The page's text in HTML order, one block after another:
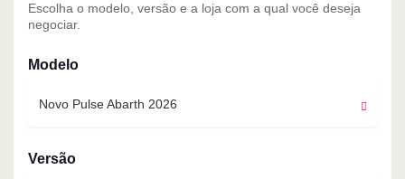
Escolha o modelo, versão e a loja com a qual você deseja
negociar.
Modelo
Novo Pulse Abarth 2026
Versão